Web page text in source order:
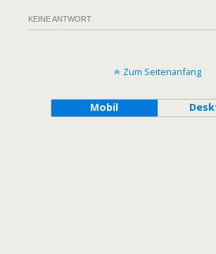
KEINE ANTWORT
Zum Seitenanfang
Mobil